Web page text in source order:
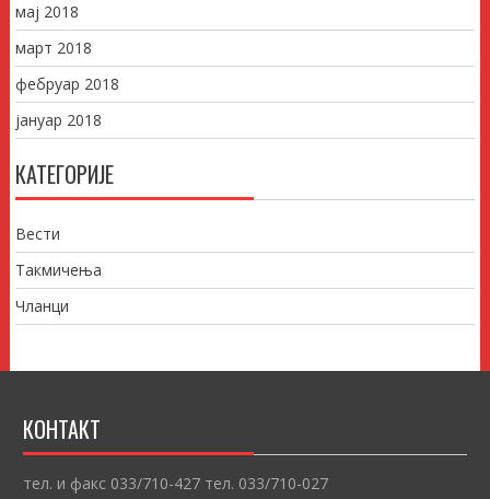
мај 2018
март 2018
фебруар 2018
јануар 2018
КАТЕГОРИЈЕ
Вести
Такмичења
Чланци
КОНТАКТ
тел. и факс 033/710-427 тел. 033/710-027